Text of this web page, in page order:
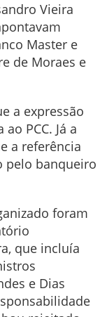
Vieira
Master e
de Moraes e
a expressão
PCC. Já a
a referência
pelo banqueiro
foram
que incluía
e Dias